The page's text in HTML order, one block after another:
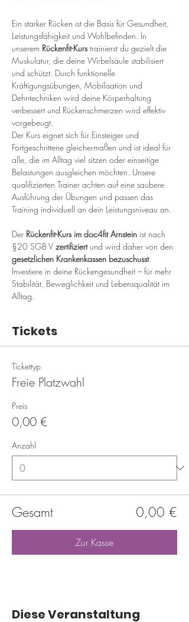
Ein starker Rücken ist die Basis für Gesundheit,
Leistungsfähigkeit und Wohlbefinden. In
unserem Rückenfit-Kurs trainierst du gezielt die
Muskulatur, die deine Wirbelsäule stabilisiert
und schützt. Durch funktionelle
Kräftigungsübungen, Mobilisation und
Dehntechniken wird deine Körperhaltung
verbessert und Rückenschmerzen wird effektiv
vorgebeugt.
Der Kurs eignet sich für Einsteiger und
Fortgeschrittene gleichermaßen und ist ideal für
alle, die im Alltag viel sitzen oder einseitige
Belastungen ausgleichen möchten. Unsere
qualifizierten Trainer achten auf eine saubere
Ausführung der Übungen und passen das
Training individuell an dein Leistungsniveau an.
Der Rückenfit-Kurs im doc4fit Arnstein ist nach
§20 SGB V zertifiziert und wird daher von den
gesetzlichen Krankenkassen bezuschusst.
Investiere in deine Rückengesundheit – für mehr
Stabilität, Beweglichkeit und Lebensqualität im
Alltag.
Tickets
Tickettyp
Freie Platzwahl
Preis
0,00 €
Anzahl
Gesamt 0,00 €
Zur Kasse
Diese Veranstaltung